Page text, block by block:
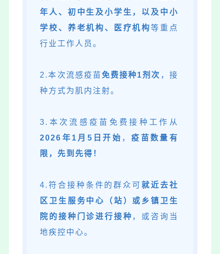
年人、初中生及小学生，以及中小
学校、养老机构、医疗机构等重点
行业工作人员。
2.本次流感疫苗免费接种1剂次 ，接
种方式为肌内注射。
3.本次流感疫苗免费接种工作从
2026年1月5日开始 ，疫苗数量有
限，先到先得！
4.符合接种条件的群众可就近去社
区卫生服务中心（站）或乡镇卫生
院的接种门诊进行接种 ，或咨询当
地疾控中心。